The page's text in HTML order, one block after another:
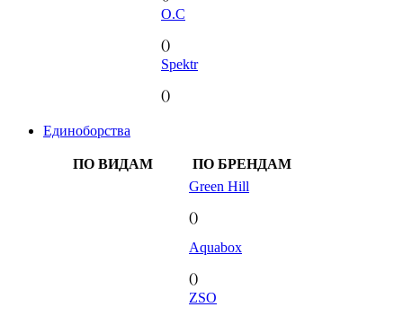
O.C
()
Spektr
()
Единоборства
ПО ВИДАМ
ПО БРЕНДАМ
Green Hill
()
Aquabox
()
ZSO